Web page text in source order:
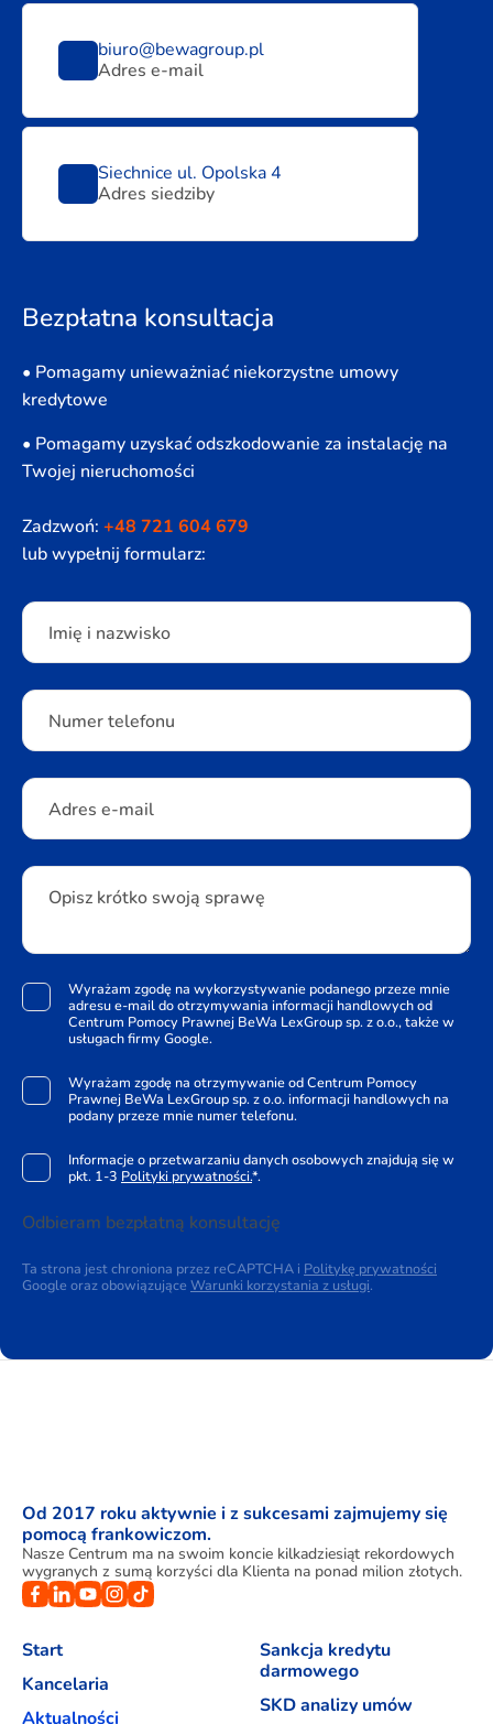
biuro@bewagroup.pl
Adres e-mail
Siechnice ul. Opolska 4
Adres siedziby
Bezpłatna konsultacja
• Pomagamy unieważniać niekorzystne umowy
kredytowe
• Pomagamy uzyskać odszkodowanie za instalację na
Twojej nieruchomości
Zadzwoń: +48 721 604 679
lub wypełnij formularz:
Please leave this field empty.
Imię i nazwisko
Numer telefonu
Adres e-mail
Opisz krótko swoją sprawę
Wyrażam zgodę na wykorzystywanie podanego przeze mnie
adresu e-mail do otrzymywania informacji handlowych od
Centrum Pomocy Prawnej BeWa LexGroup sp. z o.o., także w
usługach firmy Google.
Wyrażam zgodę na otrzymywanie od Centrum Pomocy
Prawnej BeWa LexGroup sp. z o.o. informacji handlowych na
podany przeze mnie numer telefonu.
Informacje o przetwarzaniu danych osobowych znajdują się w
pkt. 1-3 Polityki prywatności.*.
Odbieram bezpłatną konsultację
Ta strona jest chroniona przez reCAPTCHA i Politykę prywatności
Google oraz obowiązujące Warunki korzystania z usługi.
Od 2017 roku aktywnie i z sukcesami zajmujemy się
pomocą frankowiczom.
Nasze Centrum ma na swoim koncie kilkadziesiąt rekordowych
wygranych z sumą korzyści dla Klienta na ponad milion złotych.
Start
Kancelaria
Aktualności
Sankcja kredytu
darmowego
SKD analizy umów